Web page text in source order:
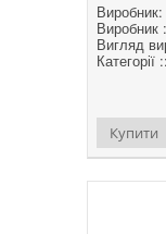
Виробник
Вигляд
Купити